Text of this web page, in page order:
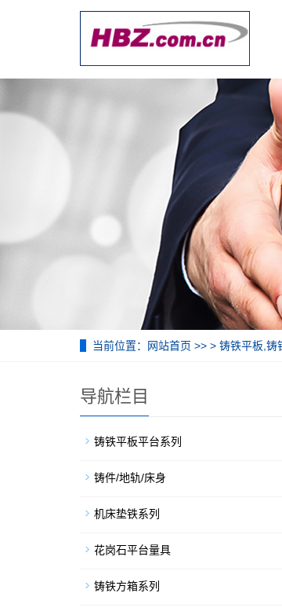
当前位置： 网站首页 >> > 铸铁平板,铸
导航栏目
铸铁平板平台系列
铸件/地轨/床身
机床垫铁系列
花岗石平台量具
铸铁方箱系列